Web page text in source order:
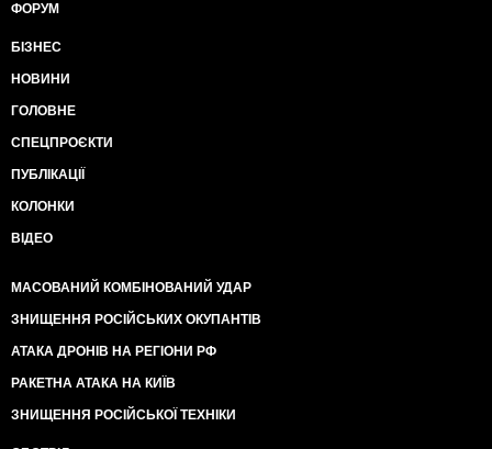
ФОРУМ
БІЗНЕС
НОВИНИ
ГОЛОВНЕ
СПЕЦПРОЄКТИ
ПУБЛІКАЦІЇ
КОЛОНКИ
ВІДЕО
МАСОВАНИЙ КОМБІНОВАНИЙ УДАР
ЗНИЩЕННЯ РОСІЙСЬКИХ ОКУПАНТІВ
АТАКА ДРОНІВ НА РЕГІОНИ РФ
РАКЕТНА АТАКА НА КИЇВ
ЗНИЩЕННЯ РОСІЙСЬКОЇ ТЕХНІКИ